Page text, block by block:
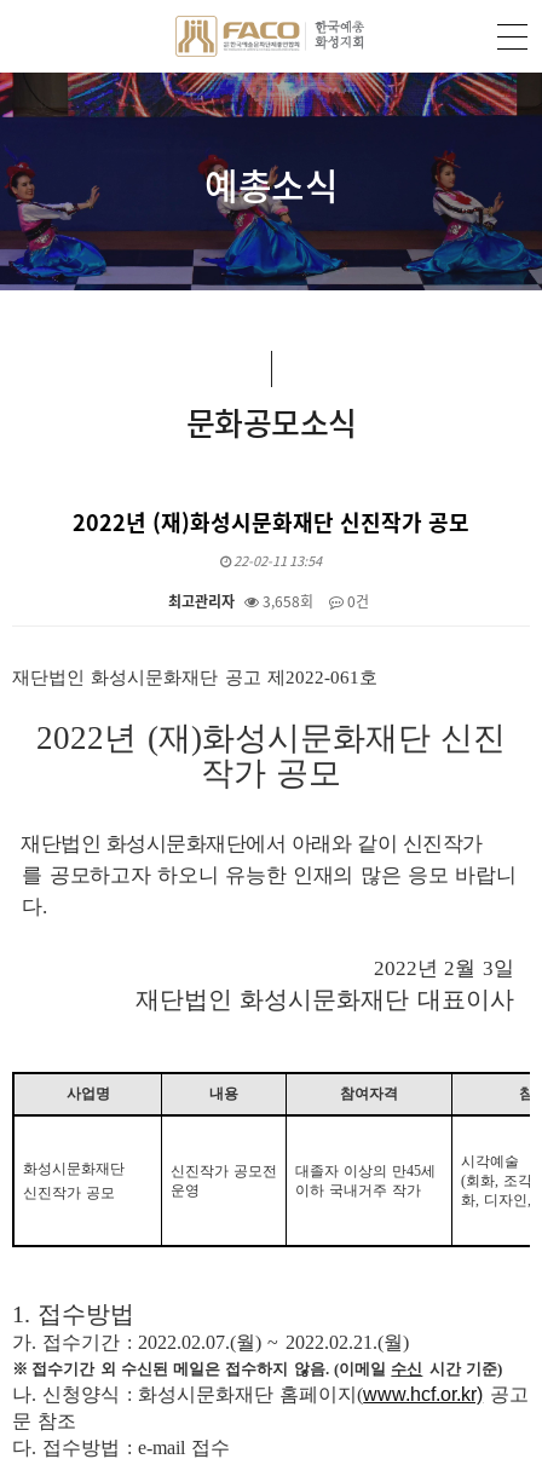
예총소식
문화공모소식
2022년 (재)화성시문화재단 신진작가 공모
22-02-11 13:54
최고관리자 3,658회 0건
재단법인 화성시문화재단 공고 제 2022-061 호
2022년 (재 )화성시문화재단 신진
작가 공모
재단법인 화성시문화재단에서 아래와 같이 신진작가
를 공모하고자 하오니 유능한 인재의 많은 응모 바랍니
다.
2022년2월 3일
재단법인 화성시문화재단 대표이사
사업명 내용 참여자격 참
화성시문화재단
신진작가 공모
신진작가 공모전
운영
대졸자 이상의 만45세
이하 국내거주 작가
시각예술
(회화, 조각
화, 디자인,
1. 접수방법
가. 접수기간 : 2022.02.07.(월) ~ 2022.02.21.(월)
※ 접수기간 외 수신된 메일은 접수하지 않음. (이메일 수신 시간 기준)
나. 신청양식 : 화성시문화재단 홈페이지(www.hcf.or.kr) 공고
문 참조
다. 접수방법 : e-mail 접수